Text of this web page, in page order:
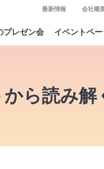
最新情報 会社概
プレゼン会 イベントペ
ら読み